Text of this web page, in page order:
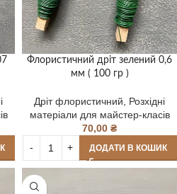
Флористичний дріт зелений 0,6
мм ( 100 гр )
Дріт флористичний
Розхідні
матеріали для майстер-класів
70,00 ₴
ДОДАТИ В КОШИК